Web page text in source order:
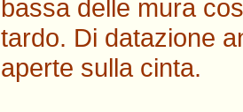
bassa delle mura
tardo. Di datazione
aperte sulla cinta.